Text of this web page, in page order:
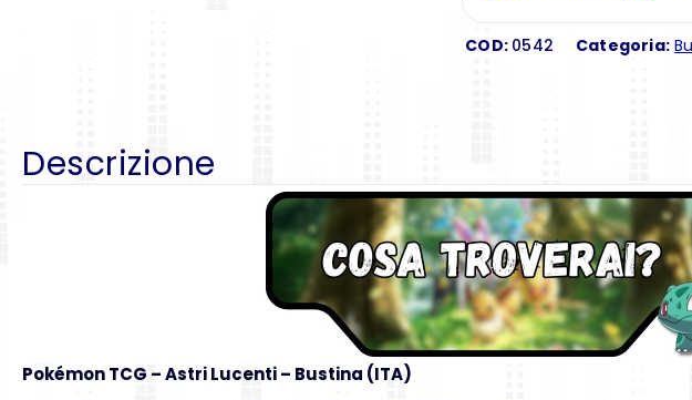
COD: 0542 Categoria:
Descrizione
Pokémon TCG – Astri Lucenti – Bustina (ITA)